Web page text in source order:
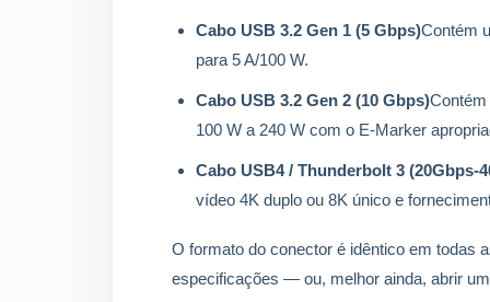
Cabo USB 3.2 Gen 1 (5 Gbps)Contém
para 5 A/100 W.
Cabo USB 3.2 Gen 2 (10 Gbps)
100 W a 240 W com o E-Marker
Cabo USB4 / Thunderbolt 3 (20Gbps-
vídeo 4K duplo ou 8K único e
O formato do conector é idêntico em todas
especificações — ou, melhor ainda, abrir